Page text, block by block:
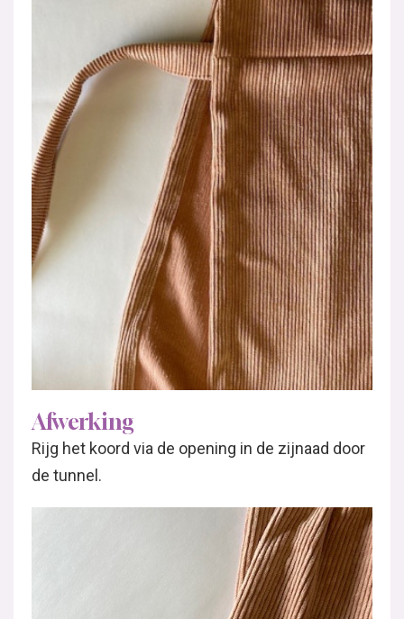
Afwerking
Rijg het koord via de opening in de zijnaad door
de tunnel.